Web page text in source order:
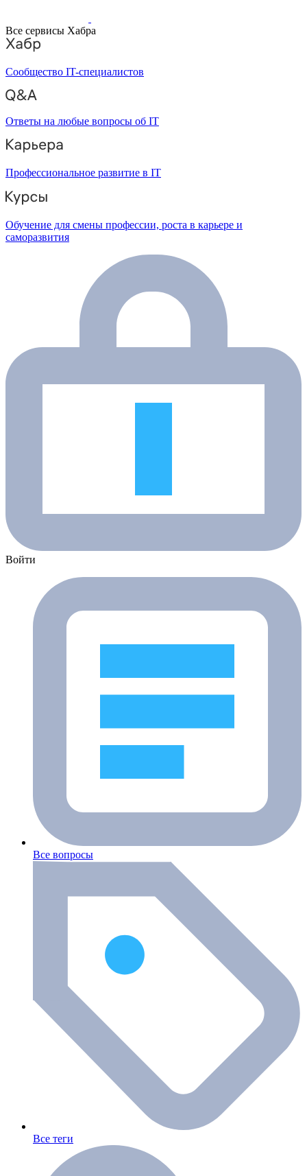
Все сервисы Хабра
Сообщество IT-специалистов
Ответы на любые вопросы об IT
Профессиональное развитие в IT
Обучение для смены профессии, роста в карьере и
саморазвития
Войти
Все вопросы
Все теги